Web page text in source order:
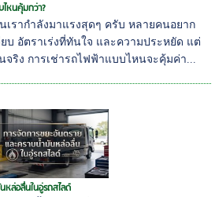
ไหนคุ้มกว่า?
รากำลังมาแรงสุดๆ ครับ หลายคนอยาก
บ อัตราเร่งที่ทันใจ และความประหยัด แต่
จริง การเช่ารถไฟฟ้าแบบไหนจะคุ้มค่า...
หล่อลื่นในอู่รถสไลด์